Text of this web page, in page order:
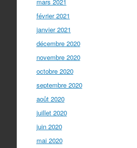
février 2021
janvier 2021
décembre 2020
novembre 2020
octobre 2020
septembre 2020
août 2020
juillet 2020
juin 2020
mai 2020